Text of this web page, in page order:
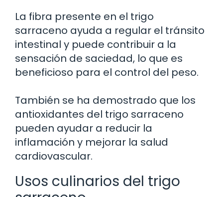
La fibra presente en el trigo
sarraceno ayuda a regular el tránsito
intestinal y puede contribuir a la
sensación de saciedad, lo que es
beneficioso para el control del peso.
También se ha demostrado que los
antioxidantes del trigo sarraceno
pueden ayudar a reducir la
inflamación y mejorar la salud
cardiovascular.
Usos culinarios del trigo